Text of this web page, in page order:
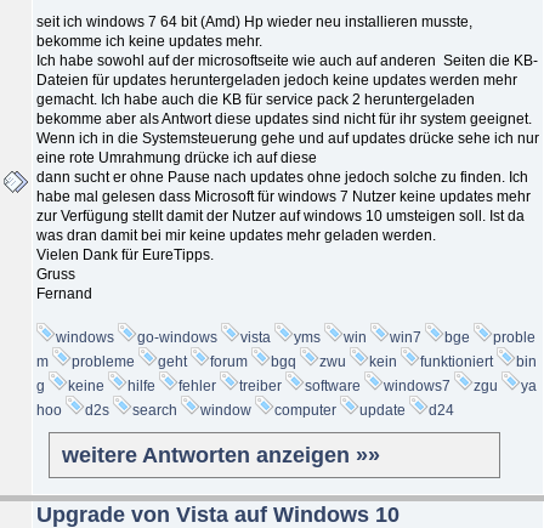
seit ich windows 7 64 bit (Amd) Hp wieder neu installieren musste,
bekomme ich keine updates mehr.
Ich habe sowohl auf der microsoftseite wie auch auf anderen Seiten die KB-
Dateien für updates heruntergeladen jedoch keine updates werden mehr
gemacht. Ich habe auch die KB für service pack 2 heruntergeladen
bekomme aber als Antwort diese updates sind nicht für ihr system geeignet.
Wenn ich in die Systemsteuerung gehe und auf updates drücke sehe ich nur
eine rote Umrahmung drücke ich auf diese
dann sucht er ohne Pause nach updates ohne jedoch solche zu finden. Ich
habe mal gelesen dass Microsoft für windows 7 Nutzer keine updates mehr
zur Verfügung stellt damit der Nutzer auf windows 10 umsteigen soll. Ist da
was dran damit bei mir keine updates mehr geladen werden.
Vielen Dank für EureTipps.
Gruss
Fernand
windows go-windows vista yms win win7 bge
proble
m
probleme geht forum bgq zwu kein funktioniert
bin
g
keine hilfe fehler treiber software windows7 zgu
ya
hoo
d2s search window computer update d24
weitere Antworten anzeigen »»
Upgrade von Vista auf Windows 10